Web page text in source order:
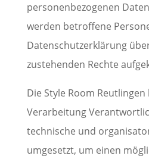
personenbezogenen
werden betroffene
Datenschutzerklärung
zustehenden Rechte
Die Style Room
Verarbeitung
technische und
umgesetzt, um einen